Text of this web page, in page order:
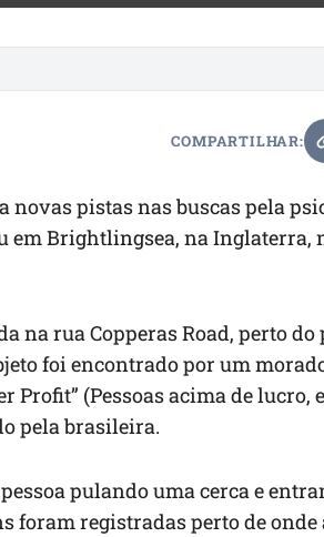
COMPARTILHAR:
pistas nas buscas pela
em Brightlingsea, na Inglaterra,
na rua Copperas Road, perto do
foi encontrado por um
Profit” (Pessoas acima de lucro,
pela brasileira.
pulando uma cerca e
foram registradas perto de onde